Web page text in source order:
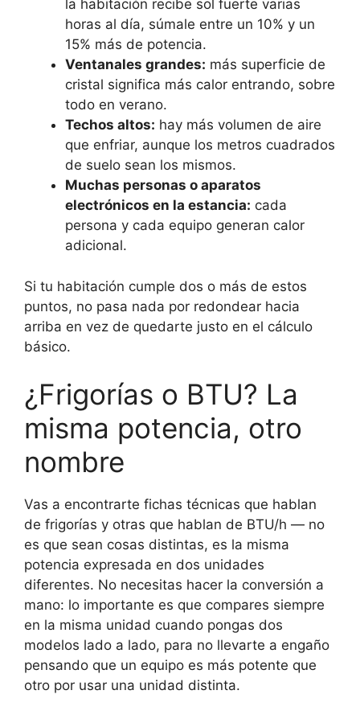
la habitación recibe sol fuerte varias
horas al día, súmale entre un 10% y un
15% más de potencia.
Ventanales grandes: más superficie de
cristal significa más calor entrando, sobre
todo en verano.
Techos altos: hay más volumen de aire
que enfriar, aunque los metros cuadrados
de suelo sean los mismos.
Muchas personas o aparatos
electrónicos en la estancia: cada
persona y cada equipo generan calor
adicional.
Si tu habitación cumple dos o más de estos
puntos, no pasa nada por redondear hacia
arriba en vez de quedarte justo en el cálculo
básico.
¿Frigorías o BTU? La
misma potencia, otro
nombre
Vas a encontrarte fichas técnicas que hablan
de frigorías y otras que hablan de BTU/h — no
es que sean cosas distintas, es la misma
potencia expresada en dos unidades
diferentes. No necesitas hacer la conversión a
mano: lo importante es que compares siempre
en la misma unidad cuando pongas dos
modelos lado a lado, para no llevarte a engaño
pensando que un equipo es más potente que
otro por usar una unidad distinta.